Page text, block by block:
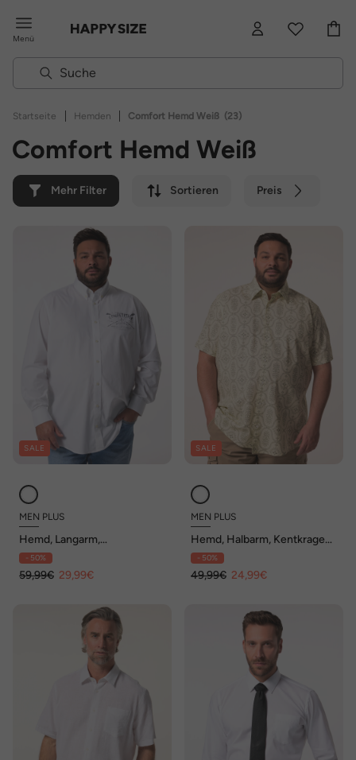
Menü
Startseite | Hemden | Comfort Hemd Weiß (23)
Comfort Hemd Weiß
Mehr Filter Sortieren Preis
SALE
MEN PLUS
Hemd, Langarm,
Buttondown-Kragen,
Comfort Fit, bis 8 XL
- 50%
59,99€ 29,99€
SALE
MEN PLUS
Hemd, Halbarm, Kentkragen,
Print, Comfort Fit, bis 8 XL
- 50%
49,99€ 24,99€